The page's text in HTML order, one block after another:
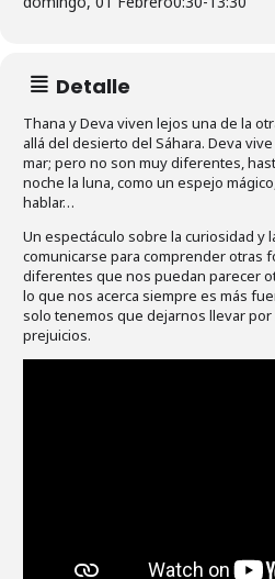
Detalle
Thana y Deva viven lejos una de la
allá del desierto del Sáhara. Deva
mar; pero no son muy diferentes,
noche la luna, como un espejo
hablar…
Un espectáculo sobre la curiosidad y
comunicarse para comprender otras
diferentes que nos puedan parecer
lo que nos acerca siempre es más
solo tenemos que dejarnos llevar
prejuicios.